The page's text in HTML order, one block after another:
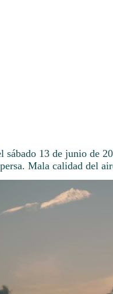
sábado 13 de junio de
Mala calidad del